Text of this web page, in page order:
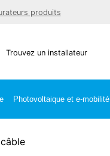
produits
Trouvez un installateur
Photovoltaique et e-mobilité